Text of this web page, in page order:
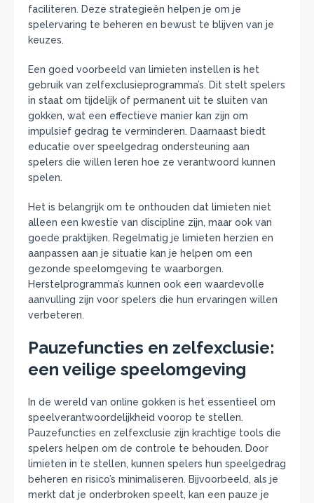
faciliteren. Deze strategieën helpen je om je
spelervaring te beheren en bewust te blijven van je
keuzes.
Een goed voorbeeld van limieten instellen is het
gebruik van zelfexclusieprogramma’s. Dit stelt spelers
in staat om tijdelijk of permanent uit te sluiten van
gokken, wat een effectieve manier kan zijn om
impulsief gedrag te verminderen. Daarnaast biedt
educatie over speelgedrag ondersteuning aan
spelers die willen leren hoe ze verantwoord kunnen
spelen.
Het is belangrijk om te onthouden dat limieten niet
alleen een kwestie van discipline zijn, maar ook van
goede praktijken. Regelmatig je limieten herzien en
aanpassen aan je situatie kan je helpen om een
gezonde speelomgeving te waarborgen.
Herstelprogramma’s kunnen ook een waardevolle
aanvulling zijn voor spelers die hun ervaringen willen
verbeteren.
Pauzefuncties en zelfexclusie:
een veilige speelomgeving
In de wereld van online gokken is het essentieel om
speelverantwoordelijkheid voorop te stellen.
Pauzefuncties en zelfexclusie zijn krachtige tools die
spelers helpen om de controle te behouden. Door
limieten in te stellen, kunnen spelers hun speelgedrag
beheren en risico’s minimaliseren. Bijvoorbeeld, als je
merkt dat je onderbroken speelt, kan een pauze je